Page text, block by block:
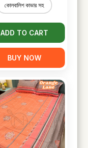
কোলবালিশ কাভার সহ
ADD TO CART
BUY NOW